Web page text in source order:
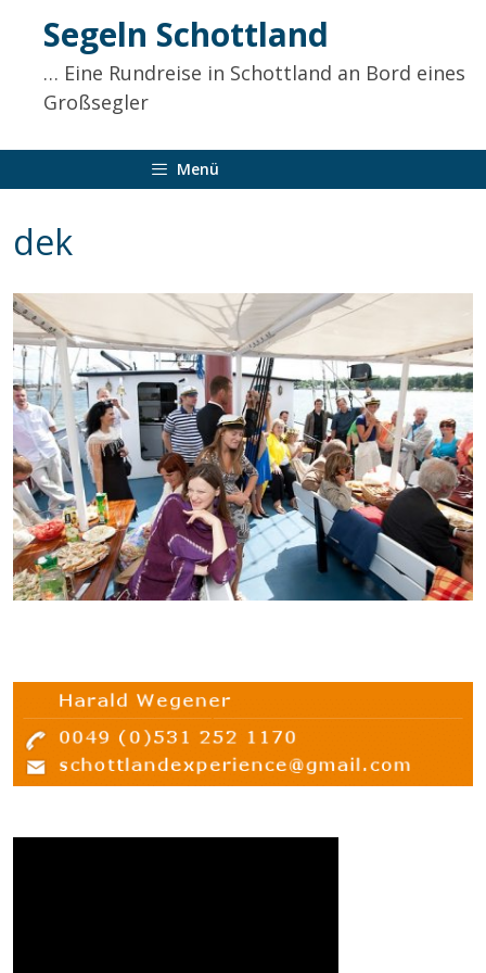
springenSegeln Schottland
… Eine Rundreise in Schottland an Bord eines
Großsegler
Menü
dek